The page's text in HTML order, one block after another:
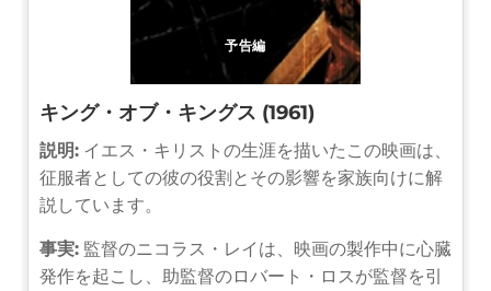
予告編
キング・オブ・キングス (1961)
説明: イエス・キリストの生涯を描いたこの映画は、
征服者としての彼の役割とその影響を家族向けに解
説しています。
事実: 監督のニコラス・レイは、映画の製作中に心臓
発作を起こし、助監督のロバート・ロスが監督を引